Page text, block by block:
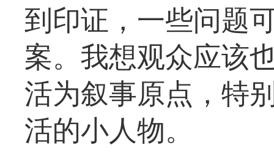
到印证，一些问题
案。我想观众应该
活为叙事原点，特
活的小人物。